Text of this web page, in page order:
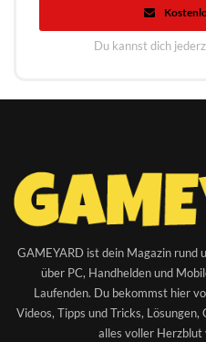
Du kannst dich
GAMEYARD ist dein Magazin rund
über PC, Handhelden und
Laufenden. Du bekommst hier
Videos, Tipps und Tricks,
alles voller Herzblut